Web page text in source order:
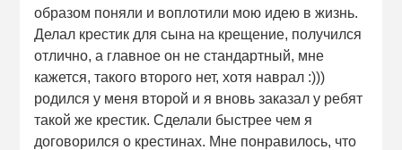
образом поняли и воплотили мою идею в жизнь.
Делал крестик для сына на крещение, получился
отлично, а главное он не стандартный, мне
кажется, такого второго нет, хотя наврал :)))
родился у меня второй и я вновь заказал у ребят
такой же крестик. Сделали быстрее чем я
договорился о крестинах. Мне понравилось, что